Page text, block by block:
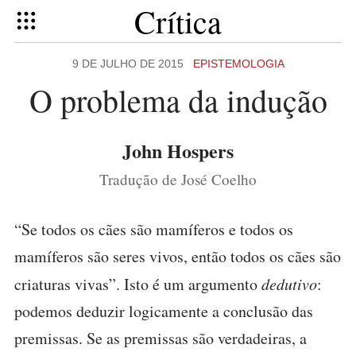
Crítica
9 DE JULHO DE 2015 EPISTEMOLOGIA
O problema da indução
John Hospers
Tradução de José Coelho
“Se todos os cães são mamíferos e todos os
mamíferos são seres vivos, então todos os cães são
criaturas vivas”. Isto é um argumentodedutivo:
podemos deduzir logicamente a conclusão das
premissas. Se as premissas são verdadeiras, a